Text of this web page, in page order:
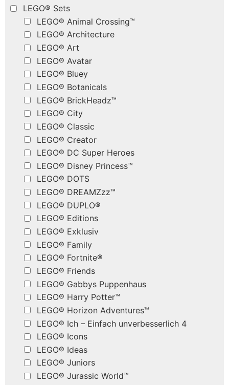
LEGO® Sets
LEGO® Animal Crossing™
LEGO® Architecture
LEGO® Art
LEGO® Avatar
LEGO® Bluey
LEGO® Botanicals
LEGO® BrickHeadz™
LEGO® City
LEGO® Classic
LEGO® Creator
LEGO® DC Super Heroes
LEGO® Disney Princess™
LEGO® DOTS
LEGO® DREAMZzz™
LEGO® DUPLO®
LEGO® Editions
LEGO® Exklusiv
LEGO® Family
LEGO® Fortnite®
LEGO® Friends
LEGO® Gabbys Puppenhaus
LEGO® Harry Potter™
LEGO® Horizon Adventures™
LEGO® Ich – Einfach unverbesserlich 4
LEGO® Icons
LEGO® Ideas
LEGO® Juniors
LEGO® Jurassic World™